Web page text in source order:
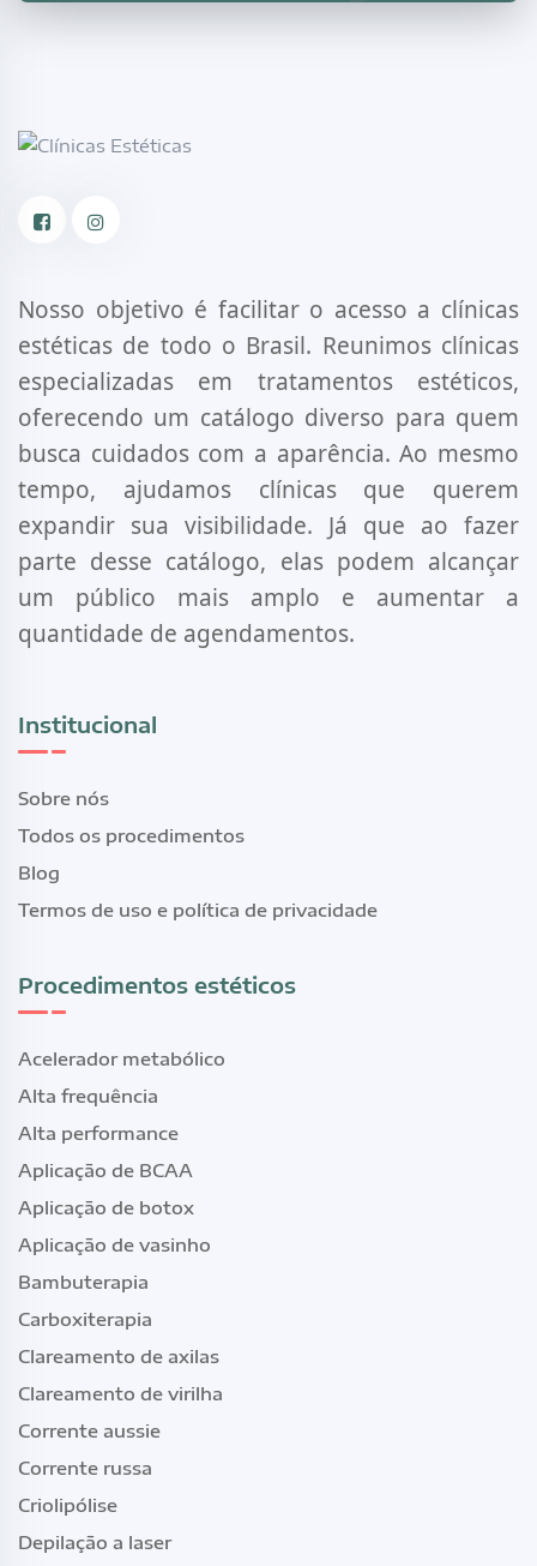
Nosso objetivo é facilitar o acesso a clínicas
estéticas de todo o Brasil. Reunimos clínicas
especializadas em tratamentos estéticos,
oferecendo um catálogo diverso para quem
busca cuidados com a aparência. Ao mesmo
tempo, ajudamos clínicas que querem
expandir sua visibilidade. Já que ao fazer
parte desse catálogo, elas podem alcançar
um público mais amplo e aumentar a
quantidade de agendamentos.
Institucional
Sobre nós
Todos os procedimentos
Blog
Termos de uso e política de privacidade
Procedimentos estéticos
Acelerador metabólico
Alta frequência
Alta performance
Aplicação de BCAA
Aplicação de botox
Aplicação de vasinho
Bambuterapia
Carboxiterapia
Clareamento de axilas
Clareamento de virilha
Corrente aussie
Corrente russa
Criolipólise
Depilação a laser